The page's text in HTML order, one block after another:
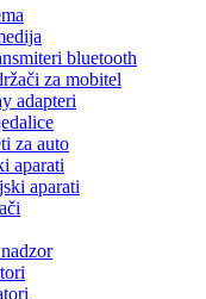
bluetooth
za mobitel
adapteri
za auto
aparati
aparati